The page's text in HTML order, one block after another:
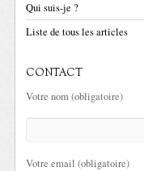
Qui suis-je ?
Liste de tous les articles
CONTACT
Votre nom (obligatoire)
Votre email (obligatoire)